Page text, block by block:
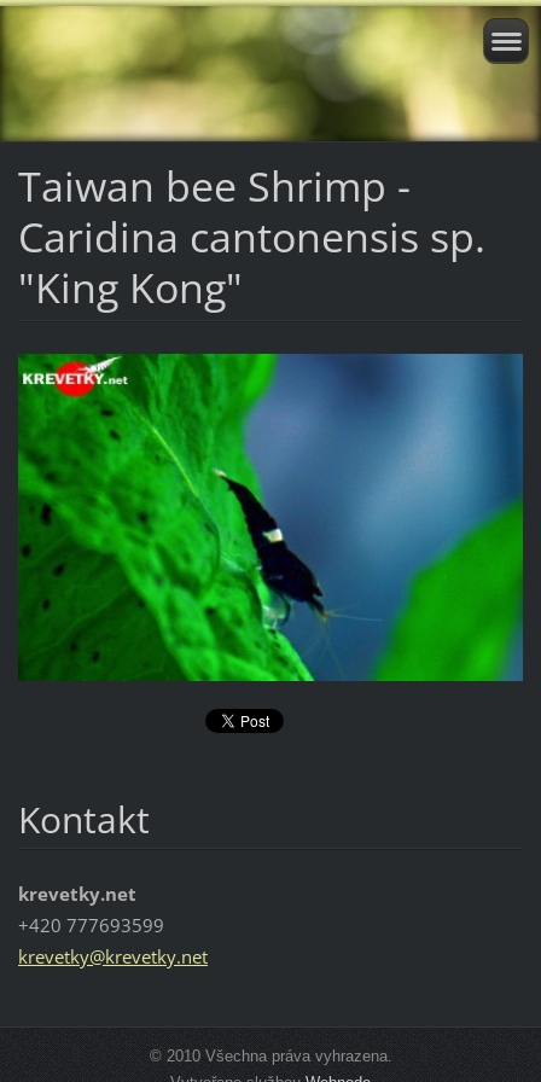
Taiwan bee Shrimp -
Caridina cantonensis sp.
"King Kong"
Kontakt
krevetky.net
+420 777693599
krevetky@krevetky.net
© 2010 Všechna práva vyhrazena.